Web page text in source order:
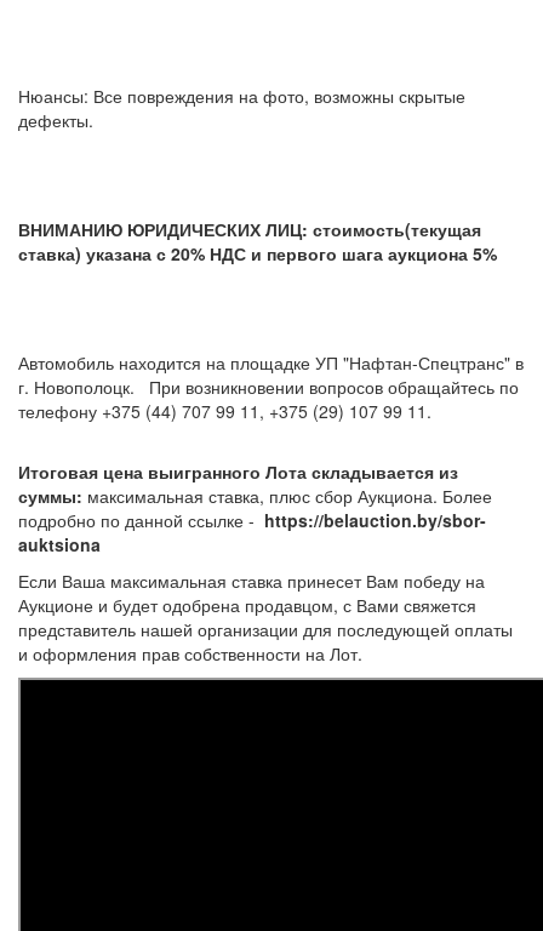
Нюансы: Все повреждения на фото, возможны скрытые
дефекты.
ВНИМАНИЮ ЮРИДИЧЕСКИХ ЛИЦ: стоимость(текущая
ставка) указана с 20% НДС и первого шага аукциона 5%
Автомобиль находится на площадке УП "Нафтан-Спецтранс" в
г. Новополоцк. При возникновении вопросов обращайтесь по
телефону +375 (44) 707 99 11, +375 (29) 107 99 11.
Итоговая цена выигранного Лота складывается из
суммы: максимальная ставка, плюс сбор Аукциона. Более
подробно по данной ссылке - https://belauction.by/sbor-
auktsiona
Если Ваша максимальная ставка принесет Вам победу на
Аукционе и будет одобрена продавцом, с Вами свяжется
представитель нашей организации для последующей оплаты
и оформления прав собственности на Лот.